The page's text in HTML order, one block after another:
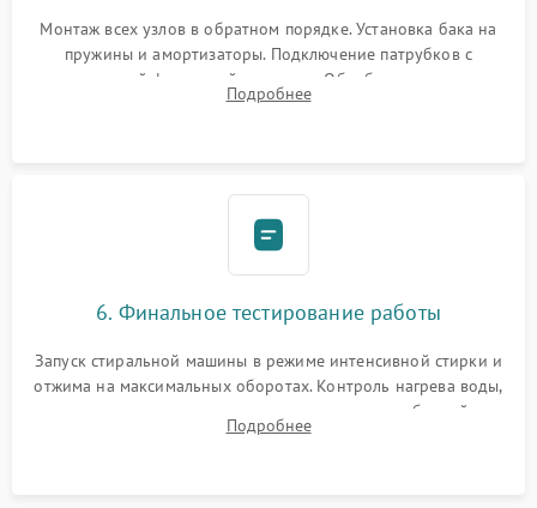
Монтаж всех узлов в обратном порядке. Установка бака на
пружины и амортизаторы. Подключение патрубков с
надежной фиксацией хомутами. Обработка стыков
герметиком для предотвращения возможных протечек воды.
Подробнее
6. Финальное тестирование работы
Запуск стиральной машины в режиме интенсивной стирки и
отжима на максимальных оборотах. Контроль нагрева воды,
корректности слива, отсутствия излишних вибраций,
посторонних стуков и протечек под корпусом.
Подробнее